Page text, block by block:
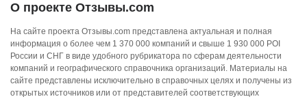
О проекте Отзывы.com
На сайте проекта Отзывы.com представлена актуальная и полная
информация о более чем 1 370 000 компаний и свыше 1 930 000 POI
России и СНГ в виде удобного рубрикатора по сферам деятельности
компаний и географического справочника организаций. Материалы на
сайте представлены исключительно в справочных целях и получены из
открытых источников или от представителей соответствующих